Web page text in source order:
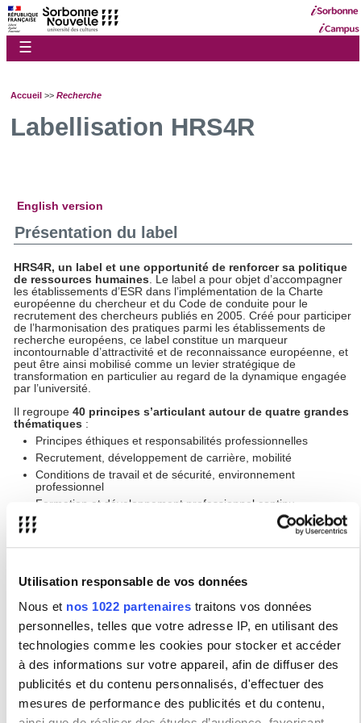
Utilisation responsable de vos données
Nous et nos 1022 partenaires traitons vos données
personnelles, telles que votre adresse IP, en utilisant des
technologies comme les cookies pour stocker et accéder
à des informations sur votre appareil, afin de diffuser des
publicités et du contenu personnalisés, d'effectuer des
mesures de performance des publicités et du contenu,
☰
Accueil >> Recherche
Labellisation HRS4R
English version
Présentation du label
HRS4R, un label et une opportunité de renforcer sa politique
de ressources humaines . Le label a pour objet d’accompagner
les établissements d’ESR dans l’implémentation de la Charte
européenne du chercheur et du Code de conduite pour le
recrutement des chercheurs publiés en 2005. Créé pour participer
de l’harmonisation des pratiques parmi les établissements de
recherche européens, ce label constitue un marqueur
incontournable d’attractivité et de reconnaissance européenne, et
peut être ainsi mobilisé comme un levier stratégique de
transformation en particulier au regard de la dynamique engagée
par l’université.
Il regroupe40 principes s’articulant autour de quatre grandes
thématiques :
Principes éthiques et responsabilités professionnelles
Recrutement, développement de carrière, mobilité
Conditions de travail et de sécurité, environnement
professionnel
Formation et développement professionnel continu
L’élaboration d’un dossier de labellisation implique de parvenir à
de l’état actuel des pratiques concernant
les 4 thématiques de la Charte européenne etélaborer un plan
Présentation de la démarche
L’université s’est officiellement lancée dans la démarche de la
labellisation le 16/09, avec
le dépôt de la lettre d’engagement
actant la volonté de s’engager dans une démarche de co-
construction d’un dossier ambitieux. A partir de cette date,
l’université dispose d’un an pour soumettre son dossier complet
de candidature.